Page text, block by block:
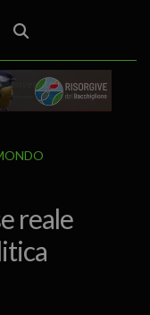
E PROVINCIA
POLITICA
CULTURA ARTE
EROTICO VICENTINO
reale